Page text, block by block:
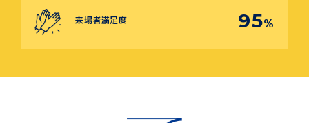
来場者満足度 95%